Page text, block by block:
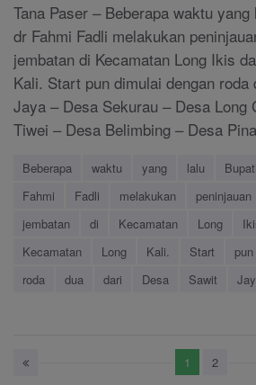
Tana Paser – Beberapa waktu
dr Fahmi Fadli melakukan
jembatan di Kecamatan Long Ikis
Kali. Start pun dimulai dengan
Jaya – Desa Sekurau – Desa Long
Tiwei – Desa Belimbing – Desa
Beberapa waktu yang lalu Bupati
Fahmi
Fadli melakukan peninjauan
jembatan
di Kecamatan Long
Kecamatan
Long Kali. Start pun
roda
dua dari Desa Sawit
1 2